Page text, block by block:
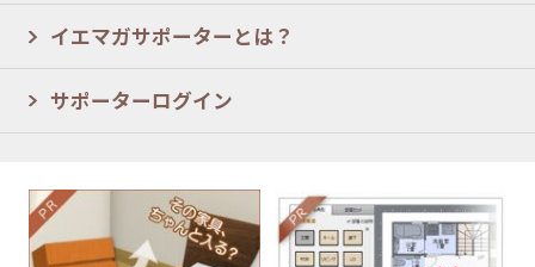
イエマガサポーターとは？
サポーターログイン